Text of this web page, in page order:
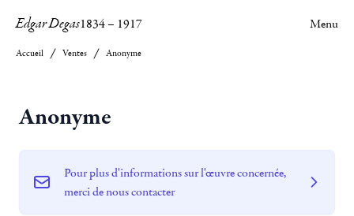
Edgar Degas1834– 1917 Menu
Accueil Ventes Anonyme
Anonyme
Pour plus d'informations sur l'œuvre concernée,
merci de nous contacter